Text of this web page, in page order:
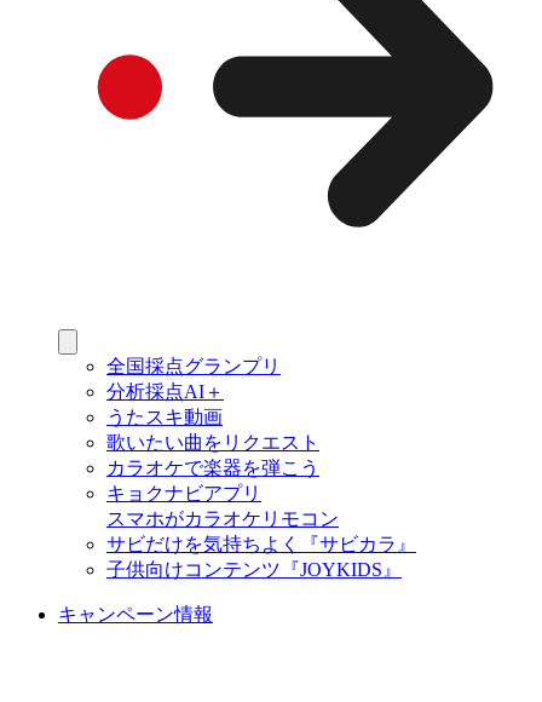
全国採点グランプリ
分析採点AI＋
うたスキ動画
歌いたい曲をリクエスト
カラオケで楽器を弾こう
キョクナビアプリ
スマホがカラオケリモコン
サビだけを気持ちよく『サビカラ』
子供向けコンテンツ『JOYKIDS』
キャンペーン情報